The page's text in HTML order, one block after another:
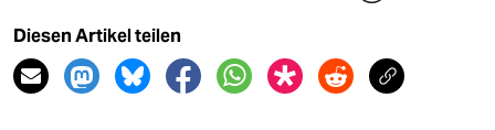
Diesen Artikel teilen